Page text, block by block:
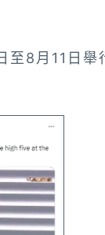
8月11日舉